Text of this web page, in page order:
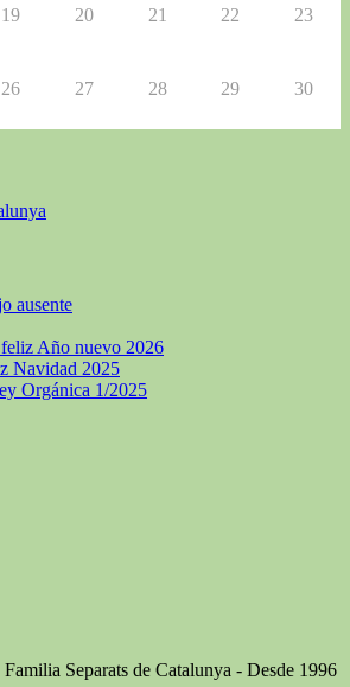
19 20 21 22 23
26 27 28 29 30
ausente
Año nuevo 2026
Navidad 2025
Orgánica 1/2025
Separats de Catalunya - Desde 1996